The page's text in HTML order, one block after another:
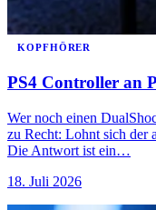
KOPFHÖRER
PS4 Controller an
Wer noch einen
zu Recht: Lohnt sich der
Die Antwort ist ein…
18. Juli 2026